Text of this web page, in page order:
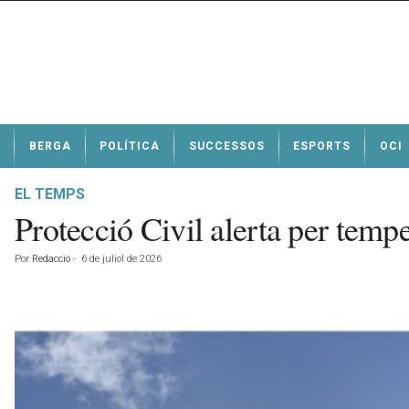
t
BERGA POLÍTICA SUCCESSOS ESPORTS OCI
EL TEMPS
Protecció Civil alerta per
Por Redacció - 6 de juliol de 2026